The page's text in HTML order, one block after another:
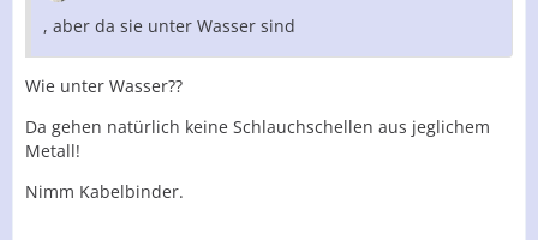
, aber da sie unter Wasser sind
Wie unter Wasser??
Da gehen natürlich keine Schlauchschellen aus jeglichem
Metall!
Nimm Kabelbinder.